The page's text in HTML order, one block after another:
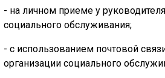
- на личном приеме у
социального обслуживания;
- с использованием почтовой
организации социального